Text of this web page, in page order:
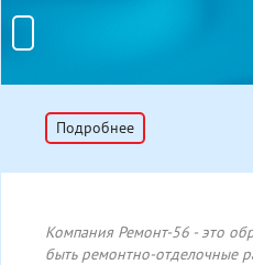
Подробнее
Компания Ремонт-56 - это
быть ремонтно-отделочные